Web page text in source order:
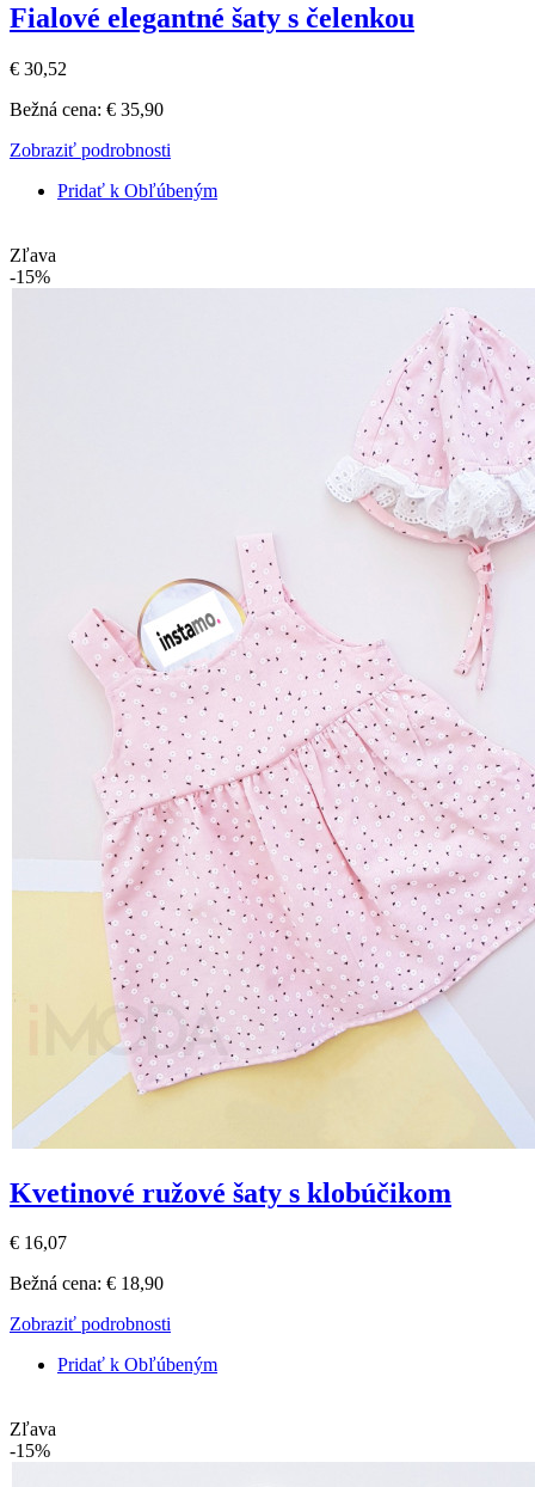
Fialové elegantné šaty s čelenkou
€ 30,52
Bežná cena: € 35,90
Zobraziť podrobnosti
Pridať k Obľúbeným
Zľava
-15%
Kvetinové ružové šaty s klobúčikom
€ 16,07
Bežná cena: € 18,90
Zobraziť podrobnosti
Pridať k Obľúbeným
Zľava
-15%